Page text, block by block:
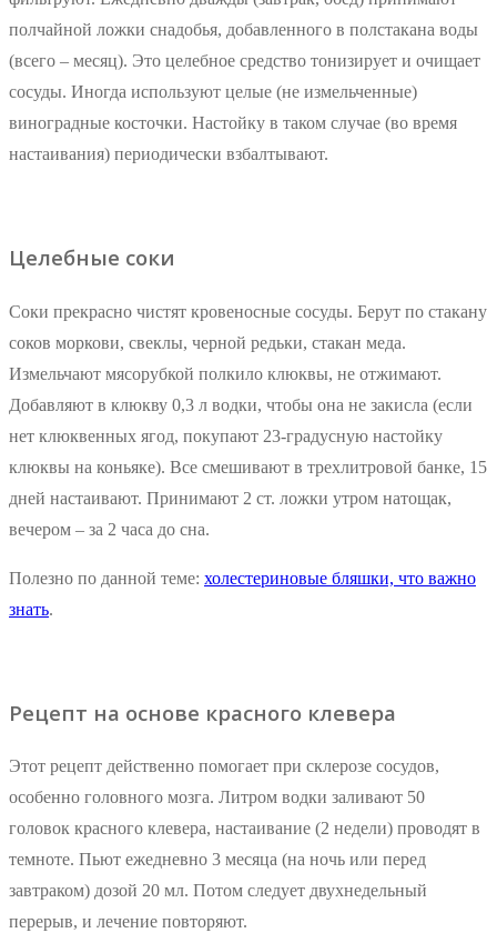
полчайной ложки снадобья, добавленного в полстакана воды
(всего – месяц). Это целебное средство тонизирует и очищает
сосуды. Иногда используют целые (не измельченные)
виноградные косточки. Настойку в таком случае (во время
настаивания) периодически взбалтывают.
Целебные соки
Соки прекрасно чистят кровеносные сосуды. Берут по стакану
соков моркови, свеклы, черной редьки, стакан меда.
Измельчают мясорубкой полкило клюквы, не отжимают.
Добавляют в клюкву 0,3 л водки, чтобы она не закисла (если
нет клюквенных ягод, покупают 23-градусную настойку
клюквы на коньяке). Все смешивают в трехлитровой банке, 15
дней настаивают. Принимают 2 ст. ложки утром натощак,
вечером – за 2 часа до сна.
Полезно по данной теме: холестериновые бляшки, что важно
знать.
Рецепт на основе красного клевера
Этот рецепт действенно помогает при склерозе сосудов,
особенно головного мозга. Литром водки заливают 50
головок красного клевера, настаивание (2 недели) проводят в
темноте. Пьют ежедневно 3 месяца (на ночь или перед
завтраком) дозой 20 мл. Потом следует двухнедельный
перерыв, и лечение повторяют.